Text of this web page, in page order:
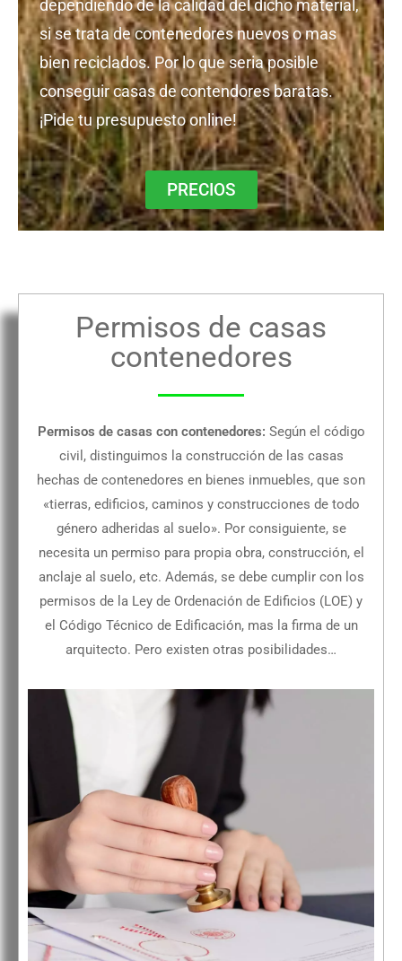
dependiendo de la calidad del dicho material,
si se trata de contenedores nuevos o mas
bien reciclados. Por lo que seria posible
conseguir casas de contendores baratas.
¡Pide tu presupuesto online!
PRECIOS
Permisos de casas
contenedores
Permisos de casas con contenedores: Según el código
civil, distinguimos la construcción de las casas
hechas de contenedores en bienes inmuebles, que son
«tierras, edificios, caminos y construcciones de todo
género adheridas al suelo». Por consiguiente, se
necesita un permiso para propia obra, construcción, el
anclaje al suelo, etc. Además, se debe cumplir con los
permisos de la Ley de Ordenación de Edificios (LOE) y
el Código Técnico de Edificación, mas la firma de un
arquitecto. Pero existen otras posibilidades…